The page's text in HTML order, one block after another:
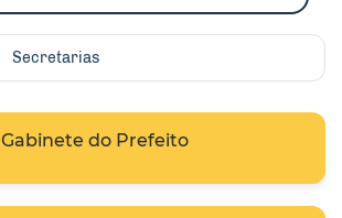
Secretarias
Gabinete do Prefeito